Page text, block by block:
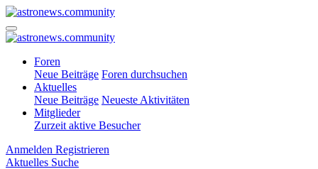
Foren
Neue Beiträge Foren durchsuchen
Aktuelles
Neue Beiträge Neueste Aktivitäten
Mitglieder
Zurzeit aktive Besucher
Anmelden Registrieren
Aktuelles Suche